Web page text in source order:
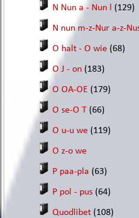
N Nun a - Nun l (129)
N nun m-z-Nur a-z-
O halt - O wie (68)
O J - on (183)
O OA-OE (179)
O se-O T (66)
O u-u we (119)
O z-o we
P paa-pla (63)
P pol - pus (64)
Quodlibet (108)